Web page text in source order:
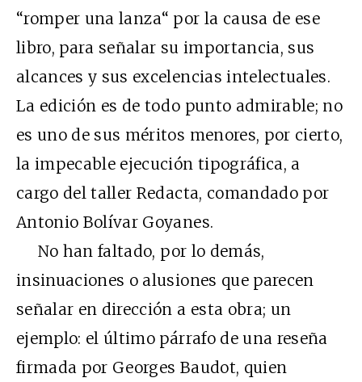
“romper una lanza“ por la causa de ese
libro, para señalar su importancia, sus
alcances y sus excelencias intelectuales.
La edición es de todo punto admirable; no
es uno de sus méritos menores, por cierto,
la impecable ejecución tipográfica, a
cargo del taller Redacta, comandado por
Antonio Bolívar Goyanes.
No han faltado, por lo demás,
insinuaciones o alusiones que parecen
señalar en dirección a esta obra; un
ejemplo: el último párrafo de una reseña
firmada por Georges Baudot, quien